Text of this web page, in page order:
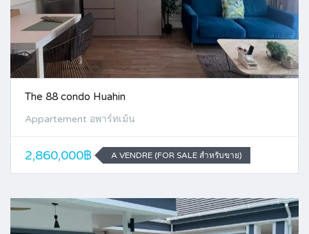
The 88 condo Huahin
Appartement อพาร์ทเม้น
2,860,000฿ A VENDRE (FOR SALE สำหรับขาย)